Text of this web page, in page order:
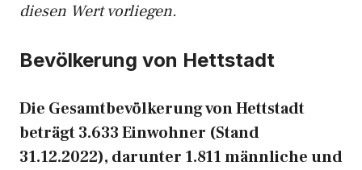
diesen Wert vorliegen.
Bevölkerung von Hettstadt
Die Gesamtbevölkerung von Hettstadt
beträgt 3.633 Einwohner (Stand
31.12.2022), darunter 1.811 männliche und